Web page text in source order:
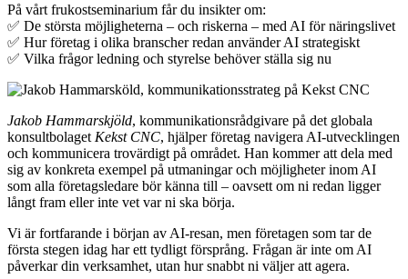
På vårt frukostseminarium får du insikter om:
✅ De största möjligheterna – och riskerna – med AI för näringslivet
✅ Hur företag i olika branscher redan använder AI strategiskt
✅ Vilka frågor ledning och styrelse behöver ställa sig nu
Jakob Hammarskjöld, kommunikationsrådgivare på det globala
konsultbolaget Kekst CNC, hjälper företag navigera AI-utvecklingen
och kommunicera trovärdigt på området. Han kommer att dela med
sig av konkreta exempel på utmaningar och möjligheter inom AI
som alla företagsledare bör känna till – oavsett om ni redan ligger
långt fram eller inte vet var ni ska börja.
Vi är fortfarande i början av AI-resan, men företagen som tar de
första stegen idag har ett tydligt försprång. Frågan är inte om AI
påverkar din verksamhet, utan hur snabbt ni väljer att agera.